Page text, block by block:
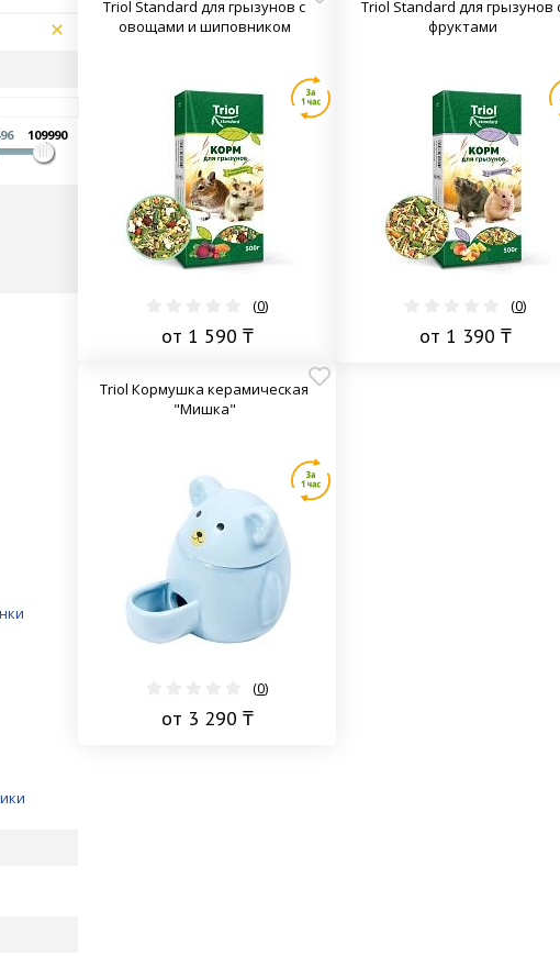
109990
Тriol Standard для грызунов с
овощами и шиповником
(0)
от 1 590 ₸
Тriol Standard для грызунов
фруктами
(0)
от 1 390 ₸
Triol Кормушка керамическая
"Мишка"
(0)
от 3 290 ₸